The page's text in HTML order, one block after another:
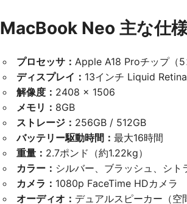
MacBook Neo 主な仕
プロセッサ： Apple A18 Proチップ（5
ディスプレイ： 13インチ Liquid
解像度： 2408 × 1506
メモリ： 8GB
ストレージ： 256GB / 512GB
バッテリー駆動時間： 最大16時間
重量： 2.7ポンド（約1.22kg）
カラー： シルバー、ブラッシュ、シト
カメラ： 1080p FaceTime HDカメラ
オーディオ： デュアルスピーカー（